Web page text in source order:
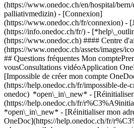
(https://www.onedoc.ch/en/hospital/
palliativmedizin) - [Connexion]
(https://www.onedoc.ch/fr/connexion) -
(https://info.onedoc.ch/fr/) -
(https://www.onedoc.ch) #### Centre
(https://www.onedoc.ch/assets/images/
## Questions fréquentes Mon
vousConsultations vidéoApplication
[Impossible de créer mon compte
(https://help.onedoc.ch/fr/impossible-
onedoc) *open\_in\_new* - [Réinitialiser
(https://help.onedoc.ch/fr/
*open\_in\_new* - [Réinitialiser mon
OneDoc](https://help.onedoc.ch/fr/